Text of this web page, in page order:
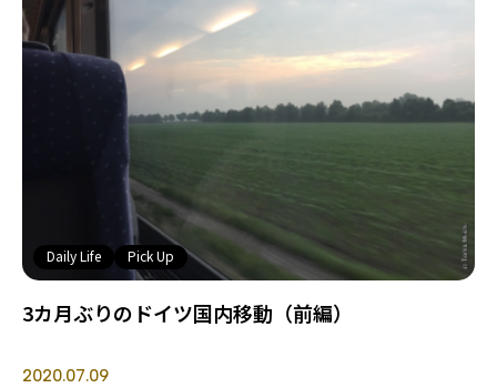
Daily Life Pick Up
3カ月ぶりのドイツ国内移動（前編）
2020.07.09